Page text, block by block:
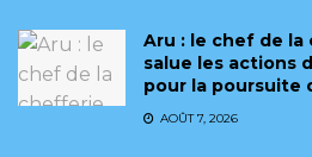
Aru : le chef de
salue les actions
pour la poursuite
AOÛT 7, 2026